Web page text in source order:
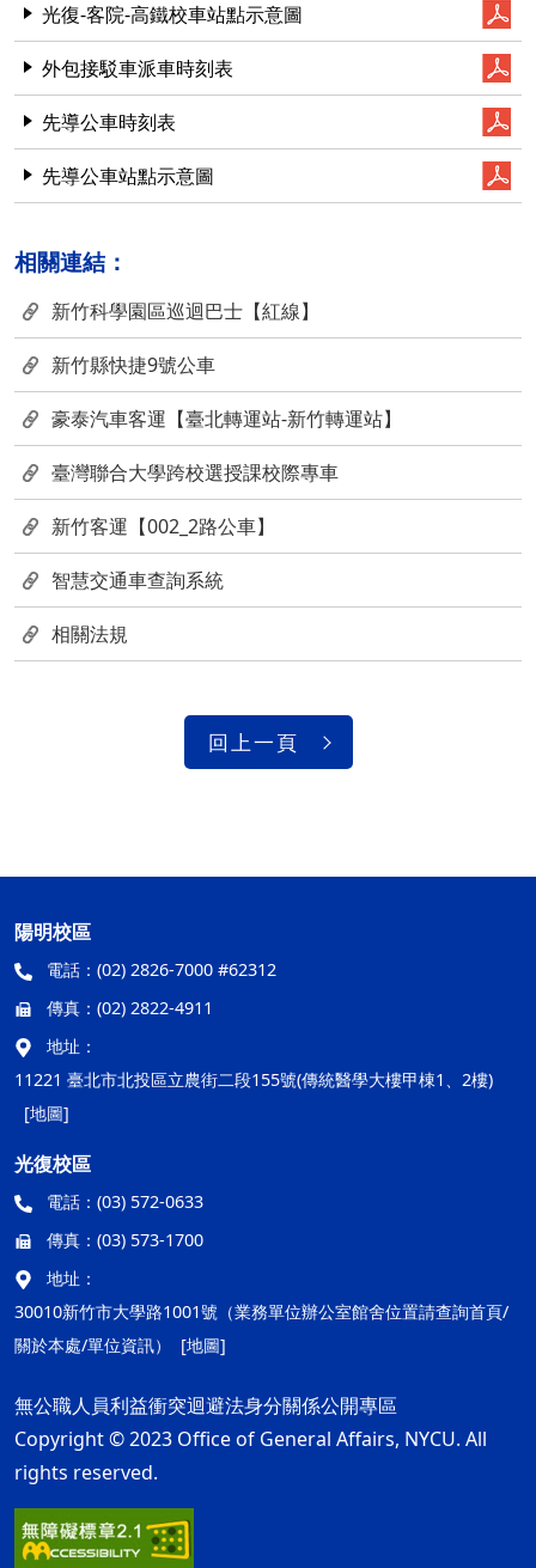
光復-客院-高鐵校車站點示意圖
外包接駁車派車時刻表
先導公車時刻表
先導公車站點示意圖
相關連結：
新竹科學園區巡迴巴士【紅線】
新竹縣快捷9號公車
豪泰汽車客運【臺北轉運站-新竹轉運站】
臺灣聯合大學跨校選授課校際專車
新竹客運【002_2路公車】
智慧交通車查詢系統
相關法規
回上一頁
陽明校區
電話： (02) 2826-7000 #62312
傳真： (02) 2822-4911
地址：
11221 臺北市北投區立農街二段155號(傳統醫學大樓甲棟1、2樓)
[地圖]
光復校區
電話： (03) 572-0633
傳真： (03) 573-1700
地址：
30010新竹市大學路1001號（業務單位辦公室館舍位置請查詢首頁/
關於本處/單位資訊）
[地圖]
無公職人員利益衝突迴避法身分關係公開專區
Copyright © 2023 Office of General Affairs, NYCU. All
rights reserved.